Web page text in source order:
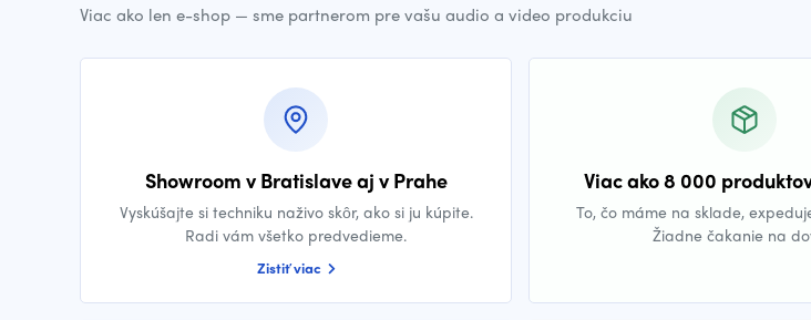
Viac ako len e-shop — sme partnerom pre vašu audio a video produkciu
Showroom v Bratislave aj v Prahe
Vyskúšajte si techniku naživo skôr, ako si ju kúpite.
Radi vám všetko predvedieme.
Zistiť viac
Viac ako 8 000
To, čo máme na sklade,
Žiadne čakanie na